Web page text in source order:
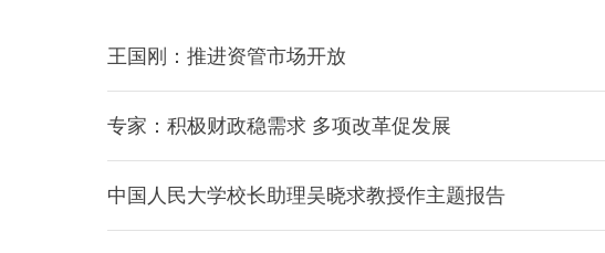
王国刚：推进资管市场开放
专家：积极财政稳需求 多项改革促发展
中国人民大学校长助理吴晓求教授作主题报告